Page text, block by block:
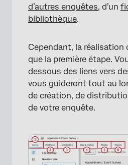
d’autres enquêtes, d’un
bibliothèque.
Cependant, la réalisation
que la première étape.
dessous des liens vers
vous guideront tout au
de création, de
de votre enquête.